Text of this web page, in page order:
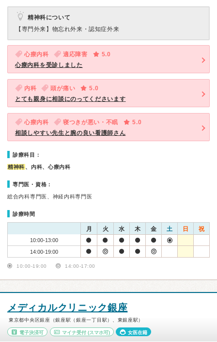
精神科について
【専門外来】 物忘れ外来・認知症外来
心療内科 適応障害
5.0
心療内科を受診しました
内科 頭が痛い
5.0
とても親身に相談にのってくださいます
心療内科 寝つきが悪い・不眠
5.0
相談しやすい先生と腕の良い看護師さん
診療科目：
精神科 、内科、心療内科
専門医・資格：
総合内科専門医、神経内科専門医
診療時間
月 火 水 木 金 土 日 祝
10:00-13:00
14:00-19:00
10:00-19:00 14:00-17:00
メディカルクリニック銀座
東京都中央区銀座（銀座駅（銀座一丁目駅）、東銀座駅）
電子決済可 マイナ受付(スマホ可) 女医在籍